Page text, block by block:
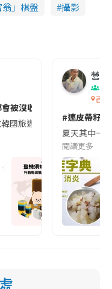
」棋盤 攝影
被沒收😱出發前切記檢查
韓國旅遊的民眾，近期要
營養
香港
#連皮帶籽
夏天其中一
閱讀更多